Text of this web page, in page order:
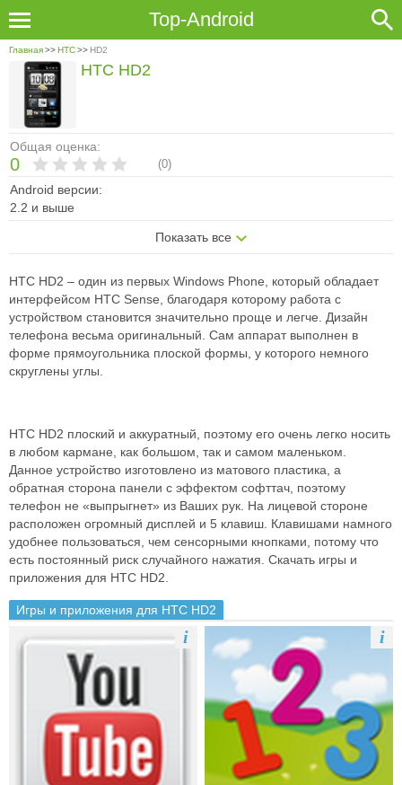
Top-Android
Главная>>HTC>> HD2
Общая оценка:
0 (0)
Android версии:
2.2 и выше
Показать все
HTC HD2
HTC HD2 – один из первых Windows Phone, который обладает
интерфейсом HTC Sense, благодаря которому работа с
устройством становится значительно проще и легче. Дизайн
телефона весьма оригинальный. Сам аппарат выполнен в
форме прямоугольника плоской формы, у которого немного
скруглены углы.
HTC HD2 плоский и аккуратный, поэтому его очень легко носить
в любом кармане, как большом, так и самом маленьком.
Данное устройство изготовлено из матового пластика, а
обратная сторона панели с эффектом софттач, поэтому
телефон не «выпрыгнет» из Ваших рук. На лицевой стороне
расположен огромный дисплей и 5 клавиш. Клавишами намного
удобнее пользоваться, чем сенсорными кнопками, потому что
есть постоянный риск случайного нажатия. Скачать игры и
приложения для HTC HD2.
Игры и приложения для HTC HD2
i i